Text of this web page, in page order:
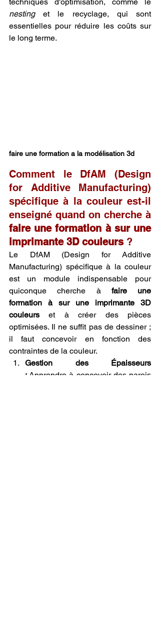
nesting et le recyclage, qui sont
essentielles pour réduire les coûts sur
le long terme.
faire une formation a la modélisation 3d
Comment le DfAM (Design
for Additive Manufacturing)
spécifique à la couleur est-il
faire une formation à sur une
imprimante 3D couleurs ?
Le DfAM (Design for Additive
Manufacturing) spécifique à la couleur
est un module indispensable pour
quiconque cherche à faire une
formation à sur une imprimante 3D
couleurs et à créer des pièces
optimisées. Il ne suffit pas de dessiner ;
il faut concevoir en fonction des
contraintes de la couleur.
Gestion des Épaisseurs
: Apprendre à concevoir des parois